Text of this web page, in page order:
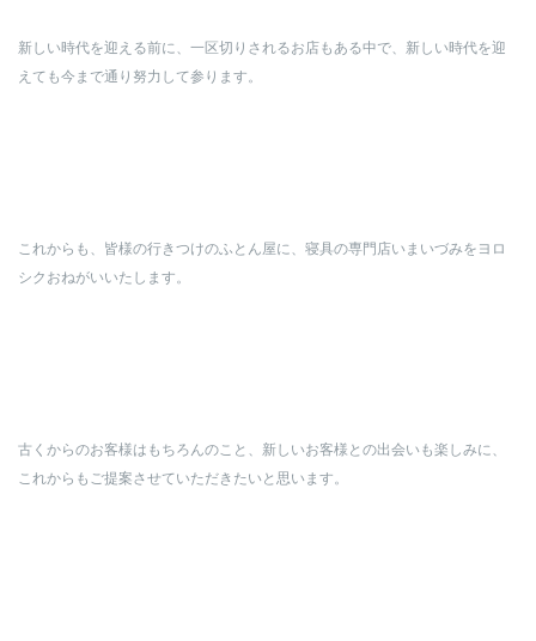
新しい時代を迎える前に、一区切りされるお店もある中で、新しい時代を迎
えても今まで通り努力して参ります。
これからも、皆様の行きつけのふとん屋に、寝具の専門店いまいづみをヨロ
シクおねがいいたします。
古くからのお客様はもちろんのこと、新しいお客様との出会いも楽しみに、
これからもご提案させていただきたいと思います。